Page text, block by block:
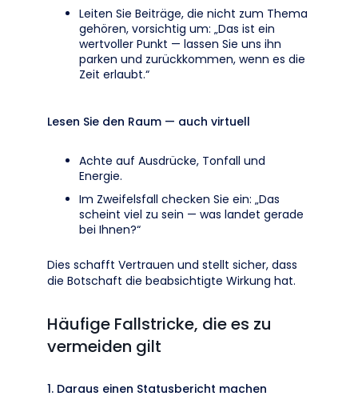
Leiten Sie Beiträge, die nicht zum Thema
gehören, vorsichtig um: „Das ist ein
wertvoller Punkt — lassen Sie uns ihn
parken und zurückkommen, wenn es die
Zeit erlaubt.“
Lesen Sie den Raum — auch virtuell
Achte auf Ausdrücke, Tonfall und
Energie.
Im Zweifelsfall checken Sie ein: „Das
scheint viel zu sein — was landet gerade
bei Ihnen?“
Dies schafft Vertrauen und stellt sicher, dass
die Botschaft die beabsichtigte Wirkung hat.
Häufige Fallstricke, die es zu
vermeiden gilt
1. Daraus einen Statusbericht machen